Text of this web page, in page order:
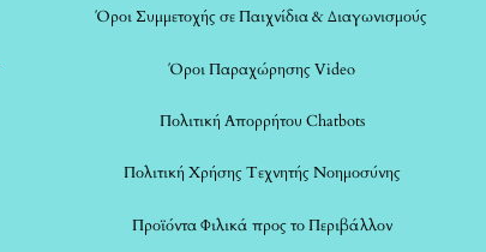
Όροι Συμμετοχής σε Παιχνίδια & Διαγωνισμούς
Όροι Παραχώρησης Video
Πολιτική Απορρήτου Chatbots
Πολιτική Χρήσης Τεχνητής Νοημοσύνης
Προϊόντα Φιλικά προς το Περιβάλλον